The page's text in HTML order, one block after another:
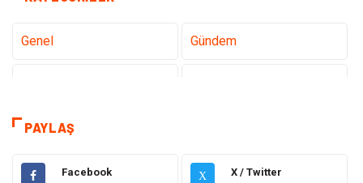
Genel Gündem
Sağlık
Elektrik Elektronik Gıda
PAYLAŞ
Facebook X X / Twitter